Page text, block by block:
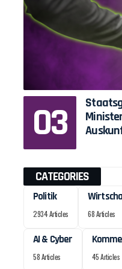
CATEGORIES
Politik
2934 Articles 68 Articles
AI & Cyber
58 Articles 45 Articles